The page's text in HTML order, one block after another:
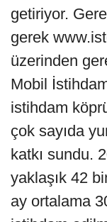
getiriyor.
gerek
üzerinden
Mobil
istihdam
çok sayıda
katkı sundu.
yaklaşık 42
ay ortalama